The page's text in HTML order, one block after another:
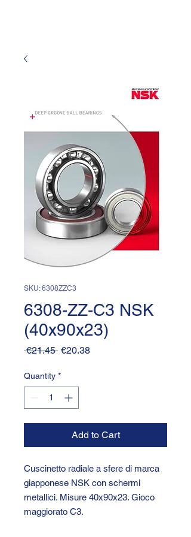
SKU: 6308ZZC3
6308-ZZ-C3 NSK
(40x90x23)
€21.45 Regular
€20.38Sale
Quantity *
Add to Cart
Cuscinetto radiale a sfere di marca
giapponese NSK con schermi
metallici. Misure 40x90x23. Gioco
maggiorato C3.